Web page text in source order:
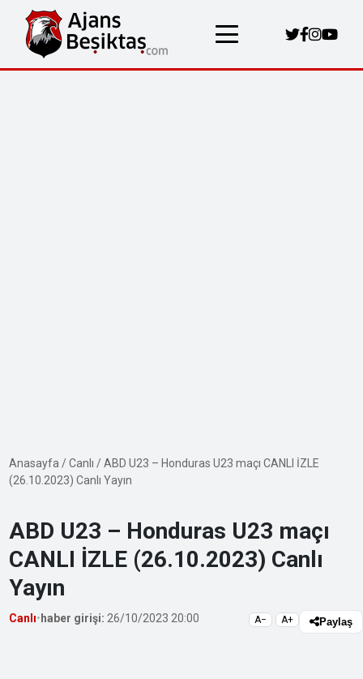
Anasayfa /Canlı /ABD U23 – Honduras U23 maçı CANLI İZLE
(26.10.2023) Canlı Yayın
ABD U23 – Honduras U23 maçı
CANLI İZLE (26.10.2023) Canlı
Yayın
Canlı• haber girişi: 26/10/2023 20:00 A− A+ Paylaş